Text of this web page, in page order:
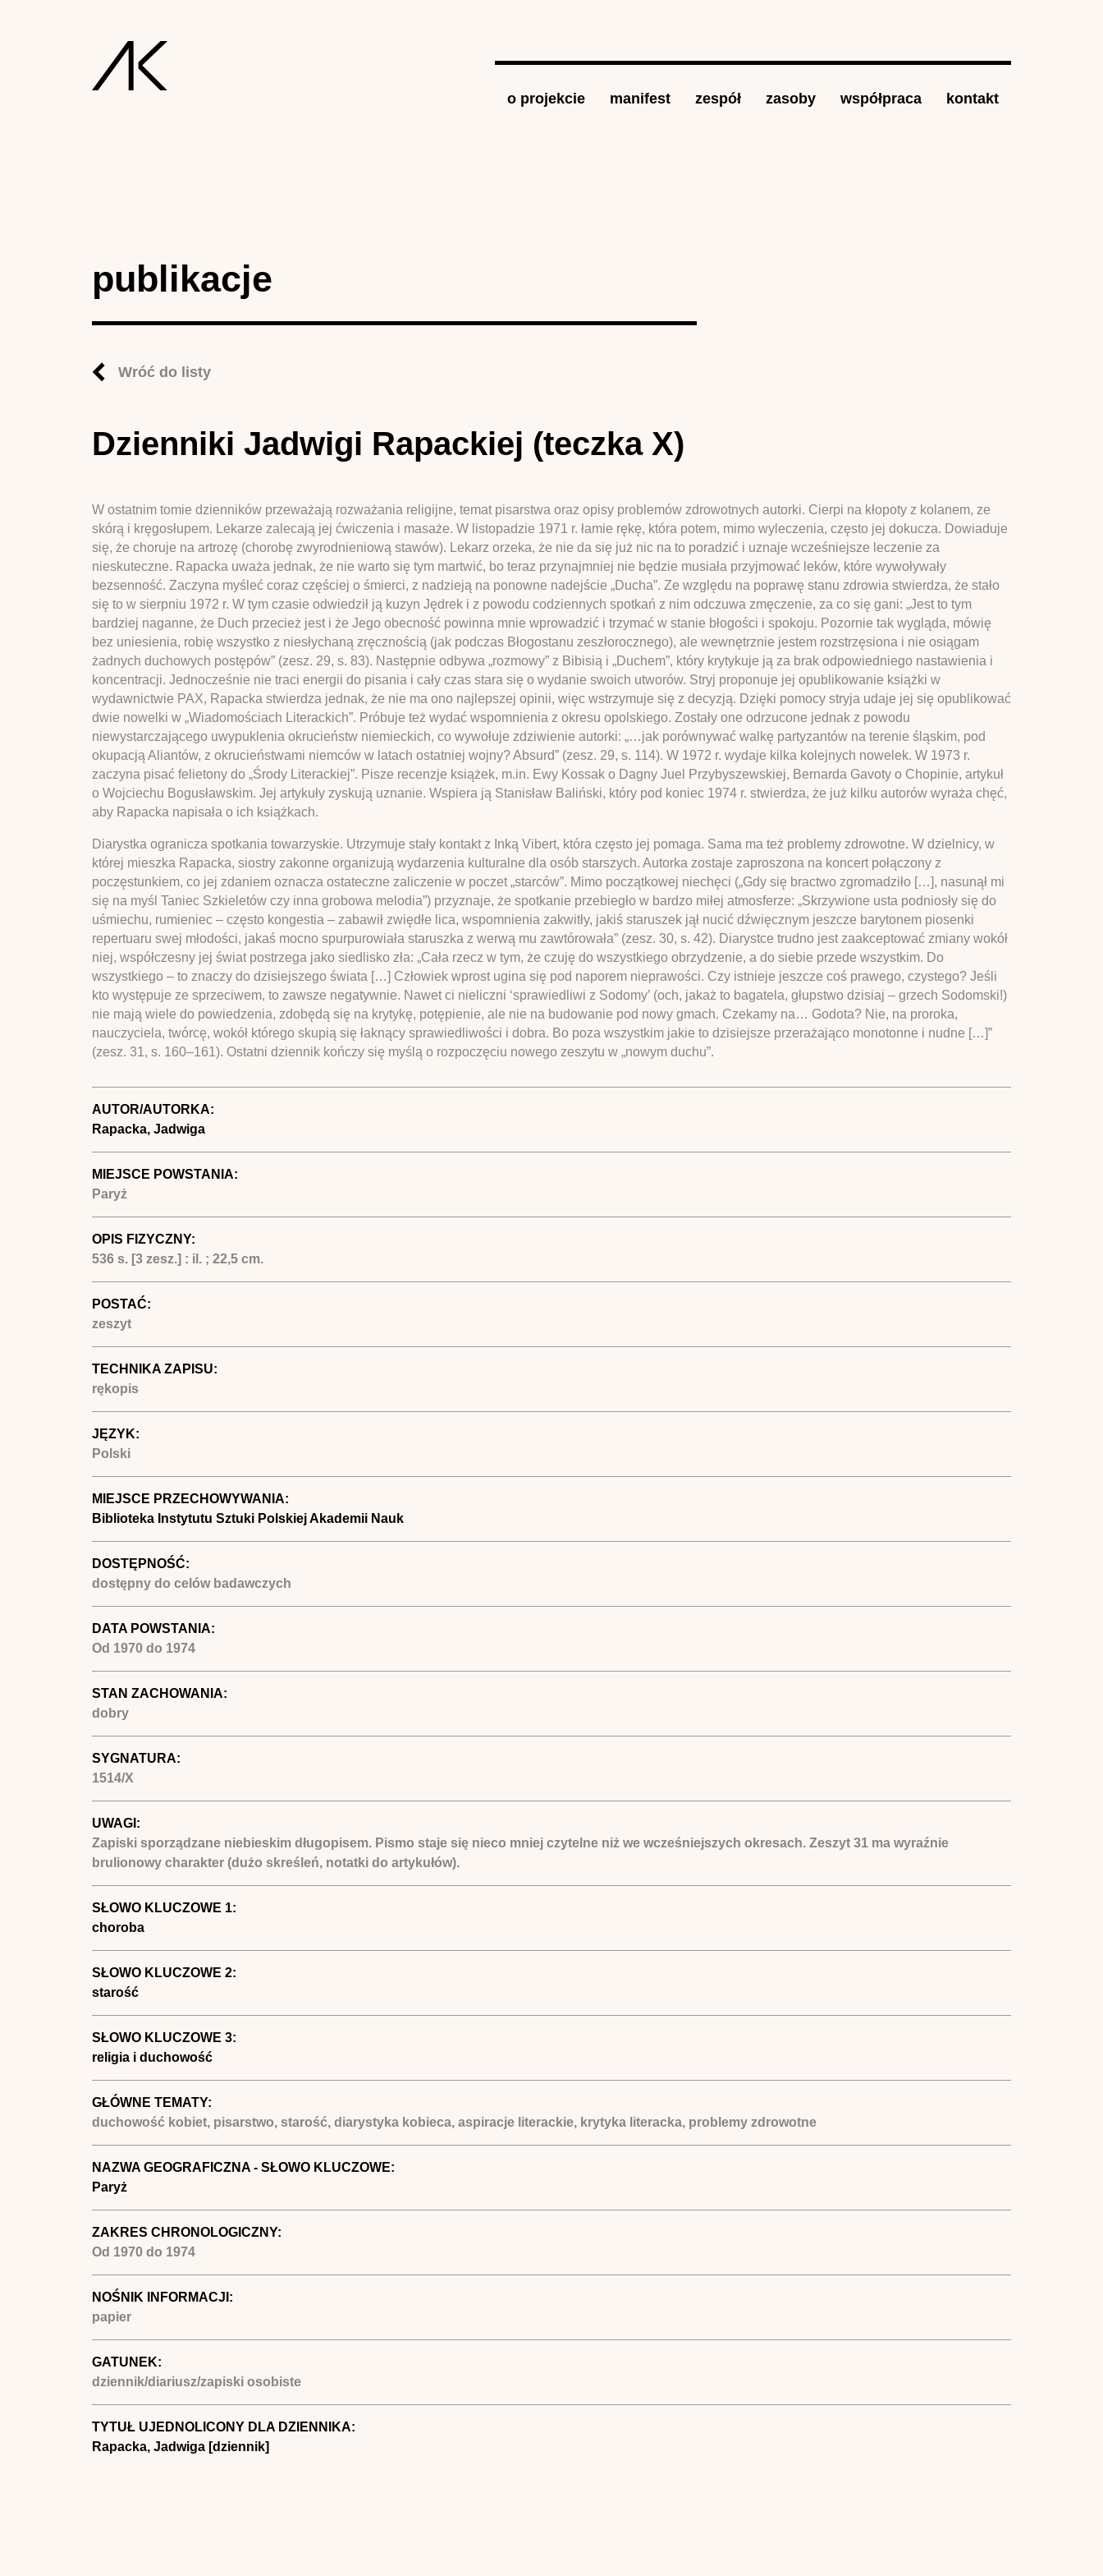
o projekcie manifest zespół zasoby współpraca kontakt
publikacje
Wróć do listy
Dzienniki Jadwigi Rapackiej (teczka X)
W ostatnim tomie dzienników przeważają rozważania religijne, temat pisarstwa oraz opisy problemów zdrowotnych autorki. Cierpi na kłopoty z kolanem, ze
skórą i kręgosłupem. Lekarze zalecają jej ćwiczenia i masaże. W listopadzie 1971 r. łamie rękę, która potem, mimo wyleczenia, często jej dokucza. Dowiaduje
się, że choruje na artrozę (chorobę zwyrodnieniową stawów). Lekarz orzeka, że nie da się już nic na to poradzić i uznaje wcześniejsze leczenie za
nieskuteczne. Rapacka uważa jednak, że nie warto się tym martwić, bo teraz przynajmniej nie będzie musiała przyjmować leków, które wywoływały
bezsenność. Zaczyna myśleć coraz częściej o śmierci, z nadzieją na ponowne nadejście „Ducha”. Ze względu na poprawę stanu zdrowia stwierdza, że stało
się to w sierpniu 1972 r. W tym czasie odwiedził ją kuzyn Jędrek i z powodu codziennych spotkań z nim odczuwa zmęczenie, za co się gani: „Jest to tym
bardziej naganne, że Duch przecież jest i że Jego obecność powinna mnie wprowadzić i trzymać w stanie błogości i spokoju. Pozornie tak wygląda, mówię
bez uniesienia, robię wszystko z niesłychaną zręcznością (jak podczas Błogostanu zeszłorocznego), ale wewnętrznie jestem rozstrzęsiona i nie osiągam
żadnych duchowych postępów” (zesz. 29, s. 83). Następnie odbywa „rozmowy” z Bibisią i „Duchem”, który krytykuje ją za brak odpowiedniego nastawienia i
koncentracji. Jednocześnie nie traci energii do pisania i cały czas stara się o wydanie swoich utworów. Stryj proponuje jej opublikowanie książki w
wydawnictwie PAX, Rapacka stwierdza jednak, że nie ma ono najlepszej opinii, więc wstrzymuje się z decyzją. Dzięki pomocy stryja udaje jej się opublikować
dwie nowelki w „Wiadomościach Literackich”. Próbuje też wydać wspomnienia z okresu opolskiego. Zostały one odrzucone jednak z powodu
niewystarczającego uwypuklenia okrucieństw niemieckich, co wywołuje zdziwienie autorki: „…jak porównywać walkę partyzantów na terenie śląskim, pod
okupacją Aliantów, z okrucieństwami niemców w latach ostatniej wojny? Absurd” (zesz. 29, s. 114). W 1972 r. wydaje kilka kolejnych nowelek. W 1973 r.
zaczyna pisać felietony do „Środy Literackiej”. Pisze recenzje książek, m.in. Ewy Kossak o Dagny Juel Przybyszewskiej, Bernarda Gavoty o Chopinie, artykuł
o Wojciechu Bogusławskim. Jej artykuły zyskują uznanie. Wspiera ją Stanisław Baliński, który pod koniec 1974 r. stwierdza, że już kilku autorów wyraża chęć,
aby Rapacka napisała o ich książkach.
Diarystka ogranicza spotkania towarzyskie. Utrzymuje stały kontakt z Inką Vibert, która często jej pomaga. Sama ma też problemy zdrowotne. W dzielnicy, w
której mieszka Rapacka, siostry zakonne organizują wydarzenia kulturalne dla osób starszych. Autorka zostaje zaproszona na koncert połączony z
poczęstunkiem, co jej zdaniem oznacza ostateczne zaliczenie w poczet „starców”. Mimo początkowej niechęci („Gdy się bractwo zgromadziło […], nasunął mi
się na myśl Taniec Szkieletów czy inna grobowa melodia”) przyznaje, że spotkanie przebiegło w bardzo miłej atmosferze: „Skrzywione usta podniosły się do
uśmiechu, rumieniec – często kongestia – zabawił zwiędłe lica, wspomnienia zakwitły, jakiś staruszek jął nucić dźwięcznym jeszcze barytonem piosenki
repertuaru swej młodości, jakaś mocno spurpurowiała staruszka z werwą mu zawtórowała” (zesz. 30, s. 42). Diarystce trudno jest zaakceptować zmiany wokół
niej, współczesny jej świat postrzega jako siedlisko zła: „Cała rzecz w tym, że czuję do wszystkiego obrzydzenie, a do siebie przede wszystkim. Do
wszystkiego – to znaczy do dzisiejszego świata […] Człowiek wprost ugina się pod naporem nieprawości. Czy istnieje jeszcze coś prawego, czystego? Jeśli
kto występuje ze sprzeciwem, to zawsze negatywnie. Nawet ci nieliczni ‘sprawiedliwi z Sodomy’ (och, jakaż to bagatela, głupstwo dzisiaj – grzech Sodomski!)
nie mają wiele do powiedzenia, zdobędą się na krytykę, potępienie, ale nie na budowanie pod nowy gmach. Czekamy na… Godota? Nie, na proroka,
nauczyciela, twórcę, wokół którego skupią się łaknący sprawiedliwości i dobra. Bo poza wszystkim jakie to dzisiejsze przerażająco monotonne i nudne […]”
(zesz. 31, s. 160–161). Ostatni dziennik kończy się myślą o rozpoczęciu nowego zeszytu w „nowym duchu”.
AUTOR/AUTORKA:
Rapacka, Jadwiga
MIEJSCE POWSTANIA:
Paryż
OPIS FIZYCZNY:
536 s. [3 zesz.] : il. ; 22,5 cm.
POSTAĆ:
zeszyt
TECHNIKA ZAPISU:
rękopis
JĘZYK:
Polski
MIEJSCE PRZECHOWYWANIA:
Biblioteka Instytutu Sztuki Polskiej Akademii Nauk
DOSTĘPNOŚĆ:
dostępny do celów badawczych
DATA POWSTANIA:
Od 1970do 1974
STAN ZACHOWANIA:
dobry
SYGNATURA:
1514/X
UWAGI:
Zapiski sporządzane niebieskim długopisem. Pismo staje się nieco mniej czytelne niż we wcześniejszych okresach. Zeszyt 31 ma wyraźnie
brulionowy charakter (dużo skreśleń, notatki do artykułów).
SŁOWO KLUCZOWE 1:
choroba
SŁOWO KLUCZOWE 2:
starość
SŁOWO KLUCZOWE 3:
religia i duchowość
GŁÓWNE TEMATY:
duchowość kobiet, pisarstwo, starość, diarystyka kobieca, aspiracje literackie, krytyka literacka, problemy zdrowotne
NAZWA GEOGRAFICZNA - SŁOWO KLUCZOWE:
Paryż
ZAKRES CHRONOLOGICZNY:
Od 1970do 1974
NOŚNIK INFORMACJI:
papier
GATUNEK:
dziennik/diariusz/zapiski osobiste
TYTUŁ UJEDNOLICONY DLA DZIENNIKA:
Rapacka, Jadwiga [dziennik]